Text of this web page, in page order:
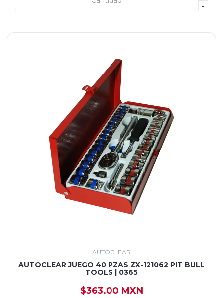
-
AUTOCLEAR
AUTOCLEAR JUEGO 40 PZAS ZX-121062 PIT BULL
TOOLS | 0365
$363.00 MXN